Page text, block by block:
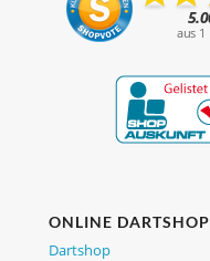
ONLINE DARTSHOP
Dartshop